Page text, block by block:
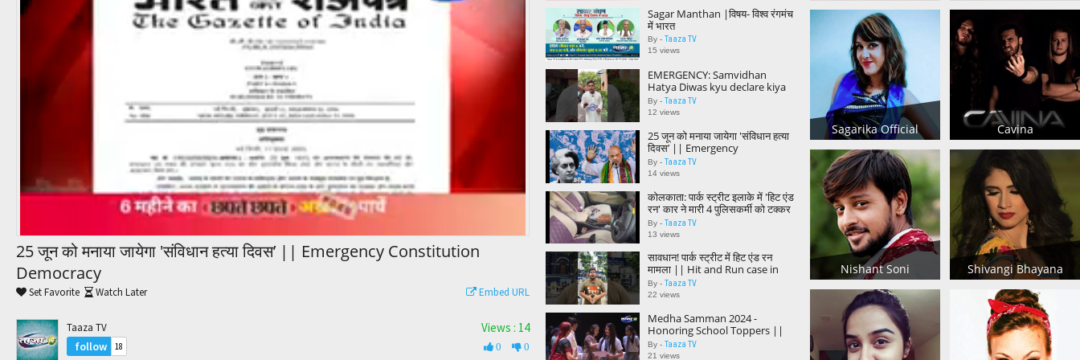
Trending Movies
25 जून को मनाया जायेगा 'संविधान हत्या दिवस’ || Emergency Constitution
Democracy
Set Favorite Watch Later Embed URL
Taaza TV
follow 18
Views : 14
0 0
Sagar Manthan |विषय- विश्व रंगमंच
में भारत
By - Taaza TV
15 views
EMERGENCY: Samvidhan
Hatya Diwas kyu declare kiya
gaya? Janiye poori khabar..
#Modi #IndiraGandhi
By - Taaza TV
12 views
25 जून को मनाया जायेगा 'संविधान हत्या
दिवस’ || Emergency
Constitution Democracy
By - Taaza TV
14 views
कोलकाता: पार्क स्ट्रीट इलाके में 'हिट एंड
रन' कार ने मारी 4 पुलिसकर्मी को टक्कर
3 राहगीर भी घायल
By - Taaza TV
13 views
सावधान! पार्क स्ट्रीट में हिट एंड रन
मामला || Hit and Run case in
Park Street Kolkata
By - Taaza TV
22 views
Medha Samman 2024 -
Honoring School Toppers ||
#MedhaSamman2024
#Academics #FutureHeroes
By - Taaza TV
21 views
Sagarika Official Cavina
Nishant Soni Shivangi Bhayana